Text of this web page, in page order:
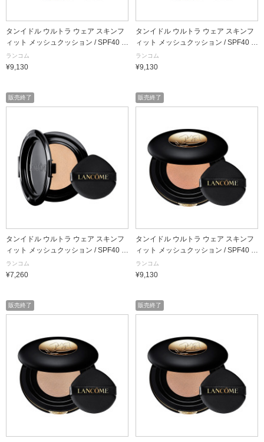
タンイドル ウルトラ ウェア スキンフ
ィット メッシュクッション / SPF40 /
PA++ / B-01 / 13g / 本体
ランコム
¥9,130
タンイドル ウルトラ ウェア スキンフ
ィット メッシュクッション / SPF40 /
PA++ / BO-02 / 13g / 本体
ランコム
¥9,130
販売終了
タンイドル ウルトラ ウェア スキンフ
ィット メッシュクッション / SPF40 /
PA++ / B-01 / 13g / リフィル
ランコム
¥7,260
販売終了
タンイドル ウルトラ ウェア スキンフ
ィット メッシュクッション / SPF40 /
PA++ / PO-01 / 13g / 本体
ランコム
¥9,130
販売終了 販売終了